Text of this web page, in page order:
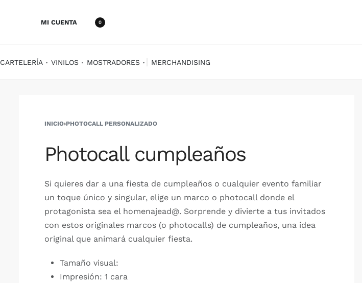
MI CUENTA 0
CARTELERÍA VINILOS MOSTRADORES MERCHANDISING
INICIO›PHOTOCALL PERSONALIZADO
Photocall cumpleaños
Si quieres dar a una fiesta de cumpleaños o cualquier evento familiar
un toque único y singular, elige un marco o photocall donde el
protagonista sea el homenajead@. Sorprende y divierte a tus invitados
con estos originales marcos (o photocalls) de cumpleaños, una idea
original que animará cualquier fiesta.
Tamaño visual:
Impresión: 1 cara